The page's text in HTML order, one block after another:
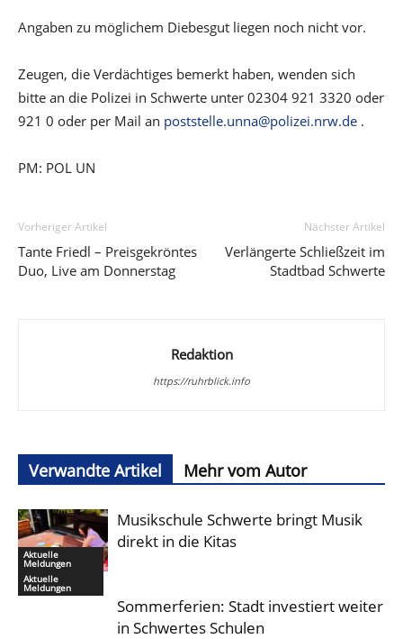
Angaben zu möglichem Diebesgut liegen noch nicht vor.
Zeugen, die Verdächtiges bemerkt haben, wenden sich
bitte an die Polizei in Schwerte unter 02304 921 3320 oder
921 0 oder per Mail an poststelle.unna@polizei.nrw.de .
PM: POL UN
Vorheriger Artikel
Tante Friedl – Preisgekröntes
Duo, Live am Donnerstag
Nächster Artikel
Verlängerte Schließzeit im
Stadtbad Schwerte
Redaktion
https://ruhrblick.info
Verwandte Artikel Mehr vom Autor
Aktuelle
Meldungen
Musikschule Schwerte bringt Musik
direkt in die Kitas
Aktuelle
Meldungen
Sommerferien: Stadt investiert weiter
in Schwertes Schulen